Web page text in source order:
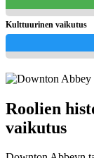
Kulttuurinen vaikutus
Roolien
vaikutus